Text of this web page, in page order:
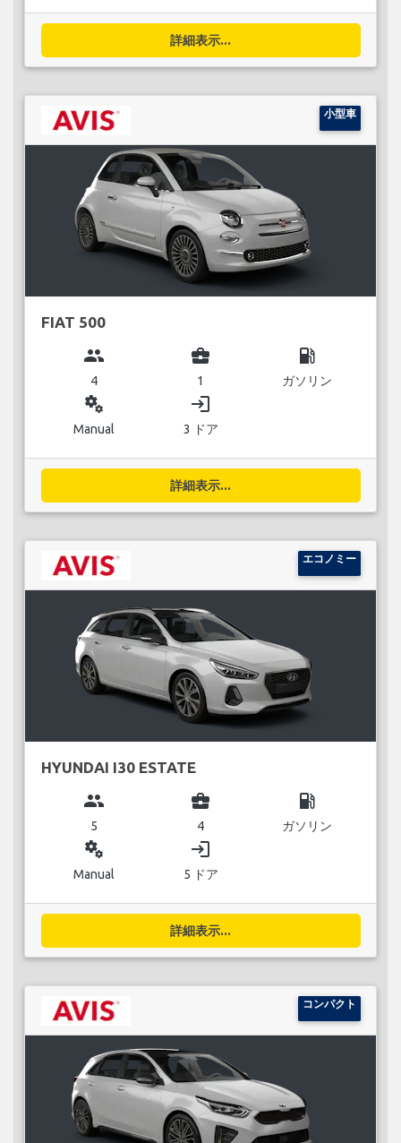
詳細表示...
小型車
FIAT 500
group
4
business_center
1
local_gas_station
ガソリン
miscellaneous_services
Manual
login
3 ドア
詳細表示...
エコノミー
HYUNDAI I30 ESTATE
group
5
business_center
4
local_gas_station
ガソリン
miscellaneous_services
Manual
login
5 ドア
詳細表示...
コンパクト